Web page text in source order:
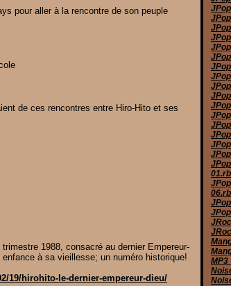
pour aller à la rencontre de son peuple
de ces rencontres entre Hiro-Hito et ses
1988, consacré au dernier Empereur-
à sa vieillesse; un numéro historique!
19/hirohito-le-dernier-empereur-dieu/